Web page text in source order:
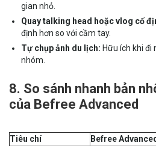
gian nhỏ.
Quay talking head hoặc vlog cố
định hơn so với cầm tay.
Tự chụp ảnh du lịch: Hữu ích khi
nhóm.
8. So sánh nhanh bản
của Befree Advanced
Tiêu chí
Befree